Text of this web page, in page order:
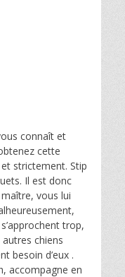
connaît et
cette
strictement. Stip
Il est donc
vous lui
trop,
chiens
besoin d’eux .
accompagne en